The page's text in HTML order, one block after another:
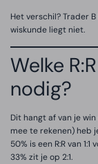
Het verschil? Trader B
wiskunde liegt niet.
Welke
nodig?
Dit hangt af van je
mee te rekenen) heb
50% is een R:R van
33% zit je op 2:1.